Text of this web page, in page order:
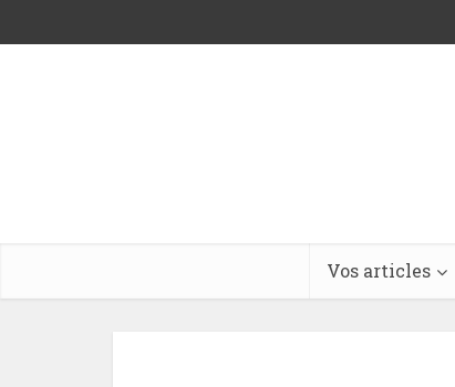
Vos articles